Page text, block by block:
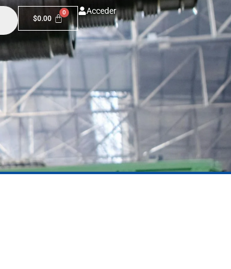
$0.00
Acceder